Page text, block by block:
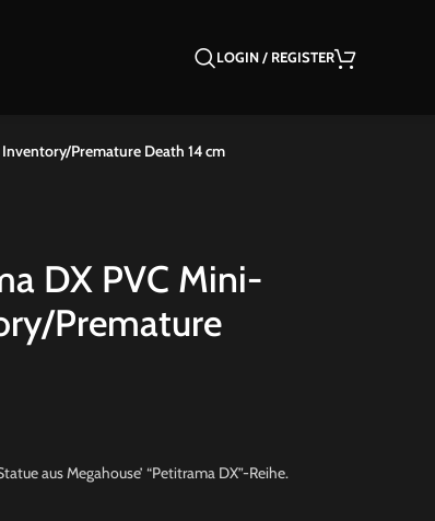
LOGIN / REGISTER
Premature Death 14 cm
DX PVC Mini-
Premature
aus Megahouse’ “Petitrama DX”-Reihe.